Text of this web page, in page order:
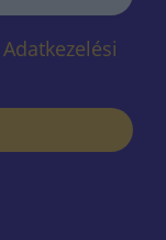
Adatkezelési